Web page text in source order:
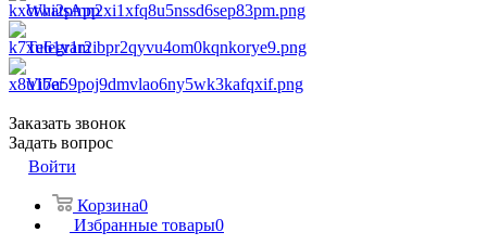
WhatsApp
Telegram
Viber
Заказать звонок
Задать вопрос
Войти
Корзина0
Избранные товары0